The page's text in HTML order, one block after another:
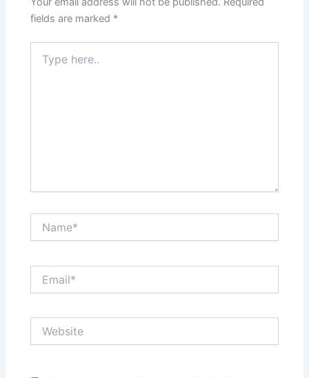
fields are marked *
here..